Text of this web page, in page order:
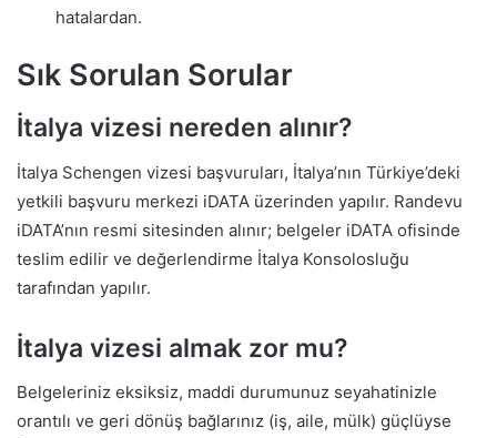
hatalardan.
Sık Sorulan Sorular
İtalya vizesi nereden alınır?
İtalya Schengen vizesi başvuruları, İtalya’nın Türkiye’deki
yetkili başvuru merkezi iDATA üzerinden yapılır. Randevu
iDATA’nın resmi sitesinden alınır; belgeler iDATA ofisinde
teslim edilir ve değerlendirme İtalya Konsolosluğu
tarafından yapılır.
İtalya vizesi almak zor mu?
Belgeleriniz eksiksiz, maddi durumunuz seyahatinizle
orantılı ve geri dönüş bağlarınız (iş, aile, mülk) güçlüyse